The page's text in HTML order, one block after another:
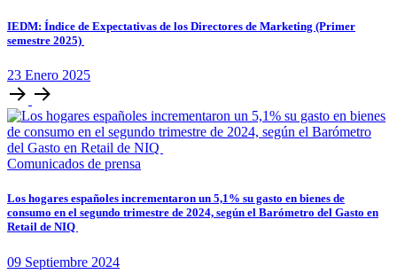
IEDM: Índice de Expectativas de los Directores de Marketing (Primer
semestre 2025)
23 Enero 2025
Comunicados de prensa
Los hogares españoles incrementaron un 5,1% su gasto en bienes de
consumo en el segundo trimestre de 2024, según el Barómetro del Gasto en
Retail de NIQ
09 Septiembre 2024